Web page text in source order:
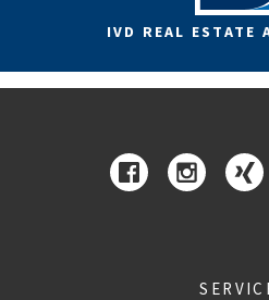
IVD REAL ESTATE